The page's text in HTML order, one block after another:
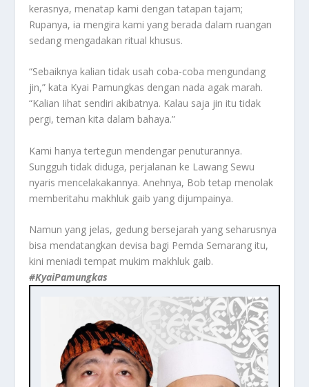
kerasnya, menatap kami dengan tatapan tajam;
Rupanya, ia mengira kami yang berada dalam ruangan
sedang mengadakan ritual khusus.
“Sebaiknya kalian tidak usah coba-coba mengundang
jin,” kata Kyai Pamungkas dengan nada agak marah.
“Kalian Iihat sendiri akibatnya. Kalau saja jin itu tidak
pergi, teman kita dalam bahaya.”
Kami hanya tertegun mendengar penuturannya.
Sungguh tidak diduga, perjalanan ke Lawang Sewu
nyaris mencelakakannya. Anehnya, Bob tetap menolak
memberitahu makhluk gaib yang dijumpainya.
Namun yang jelas, gedung bersejarah yang seharusnya
bisa mendatangkan devisa bagi Pemda Semarang itu,
kini meniadi tempat mukim makhluk gaib.
#KyaiPamungkas